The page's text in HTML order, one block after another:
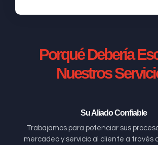
Porqué Debería
Nuestros
Su Aliado Confiable
Trabajamos para potenciar sus
mercadeo y servicio al cliente a través